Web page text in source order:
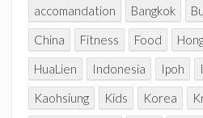
accomandation Bangkok
China
Fitness Food
HuaLien
Indonesia Ipoh
Kaohsiung
Kids Korea